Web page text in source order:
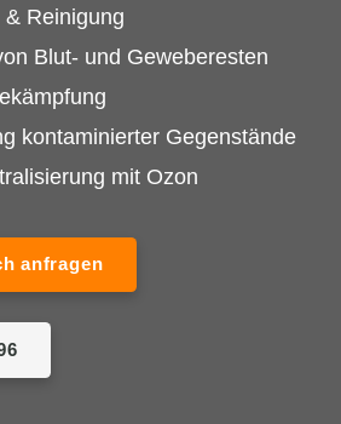
Reinigung
Blut- und Geweberesten
kontaminierter Gegenstände
mit Ozon
anfragen